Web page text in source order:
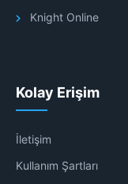
Knight Online
Kolay Erişim
İletişim
Kullanım Şartları